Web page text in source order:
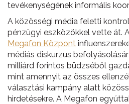
tevékenységének informális
A közösségi média feletti
pénzügyi eszközökkel vette át.
Megafon Központ
médiás diskurzus
milliárd forintos büdzséből
mint amennyit az összes
választási kampány alatt
hirdetésekre. A Megafon